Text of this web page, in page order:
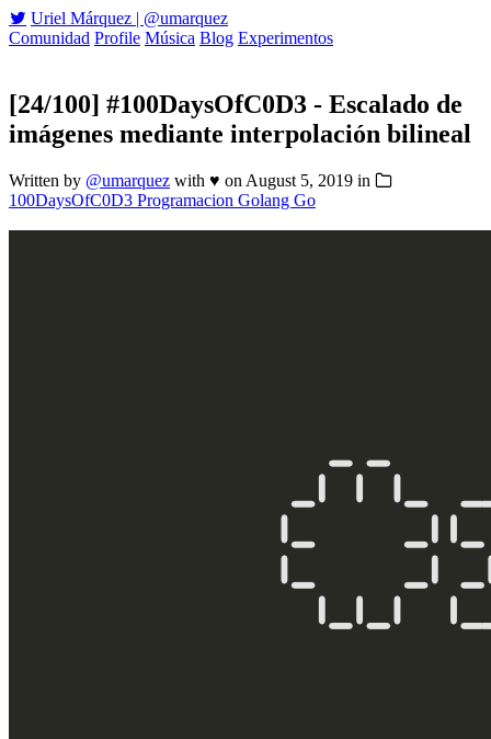
Uriel Márquez | @umarquez
Comunidad Profile Música Blog Experimentos
[24/100] #100DaysOfC0D3 - Escalado de
imágenes mediante interpolación bilineal
Written by @umarquez with ♥ on August 5, 2019 in
100DaysOfC0D3 Programacion Golang Go